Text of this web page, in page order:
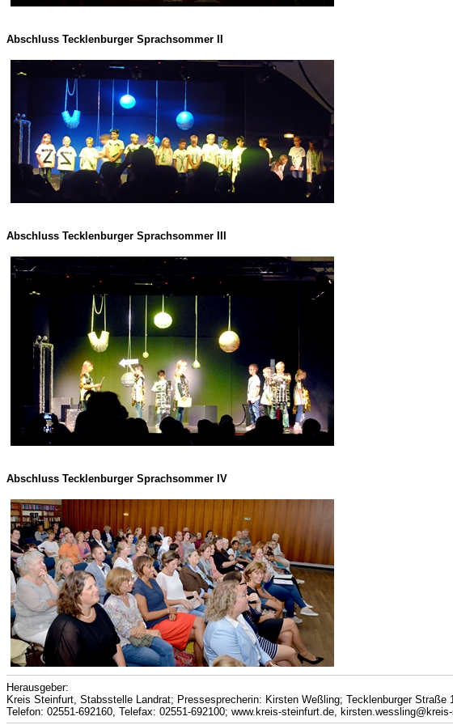
Abschluss Tecklenburger Sprachsommer II
Abschluss Tecklenburger Sprachsommer III
Abschluss Tecklenburger Sprachsommer IV
Herausgeber:
Kreis Steinfurt, Stabsstelle Landrat; Pressesprecherin: Kirsten Weßling; Tecklenburger Straße
Telefon: 02551-692160, Telefax: 02551-692100; www.kreis-steinfurt.de,